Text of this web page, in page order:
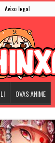
Aviso legal
OVAS ANIME